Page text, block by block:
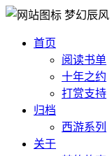
梦幻辰风
首页
阅读书单
十年之约
打赏支持
归档
西游系列
关于